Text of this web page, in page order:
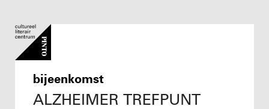
bijeenkomst
ALZHEIMER TREFPUNT